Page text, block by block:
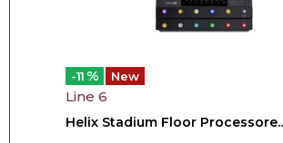
-11 % New
Line 6
Helix Stadium Floor